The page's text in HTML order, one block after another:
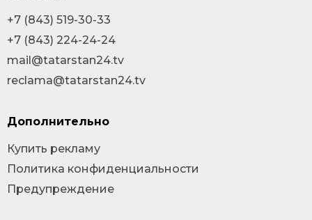
+7 (843) 519-30-33
+7 (843) 224-24-24
mail@tatarstan24.tv
reclama@tatarstan24.tv
Дополнительно
Купить рекламу
Политика конфиденциальности
Предупреждение